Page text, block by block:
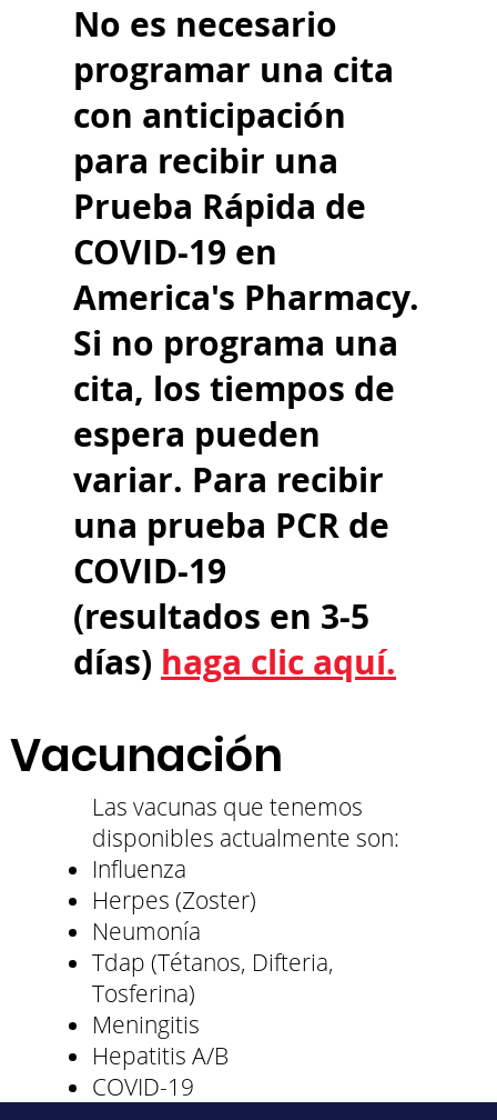
No es necesario
programar una cita
con anticipación
para recibir una
Prueba Rápida de
COVID-19 en
America's Pharmacy.
Si no programa una
cita, los tiempos de
espera pueden
variar. Para recibir
una prueba PCR de
COVID-19
(resultados en 3-5
días) haga clic aquí.
Vacunación
Las vacunas que tenemos
disponibles actualmente son:
Influenza
Herpes (Zoster)
Neumonía
Tdap (Tétanos, Difteria,
Tosferina)
Meningitis
Hepatitis A/B
COVID-19